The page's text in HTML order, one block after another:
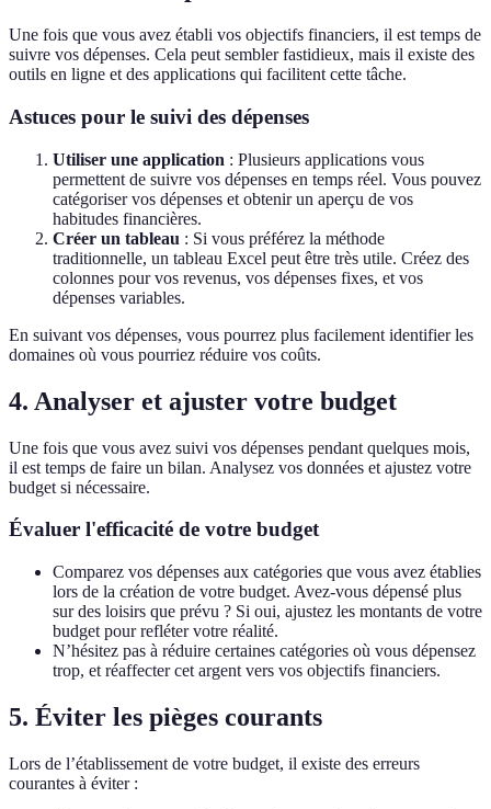
Une fois que vous avez établi vos objectifs financiers, il est temps de
suivre vos dépenses. Cela peut sembler fastidieux, mais il existe des
outils en ligne et des applications qui facilitent cette tâche.
Astuces pour le suivi des dépenses
Utiliser une application : Plusieurs applications vous
permettent de suivre vos dépenses en temps réel. Vous pouvez
catégoriser vos dépenses et obtenir un aperçu de vos
habitudes financières.
Créer un tableau : Si vous préférez la méthode
traditionnelle, un tableau Excel peut être très utile. Créez des
colonnes pour vos revenus, vos dépenses fixes, et vos
dépenses variables.
En suivant vos dépenses, vous pourrez plus facilement identifier les
domaines où vous pourriez réduire vos coûts.
4. Analyser et ajuster votre budget
Une fois que vous avez suivi vos dépenses pendant quelques mois,
il est temps de faire un bilan. Analysez vos données et ajustez votre
budget si nécessaire.
Évaluer l'efficacité de votre budget
Comparez vos dépenses aux catégories que vous avez établies
lors de la création de votre budget. Avez-vous dépensé plus
sur des loisirs que prévu ? Si oui, ajustez les montants de votre
budget pour refléter votre réalité.
N’hésitez pas à réduire certaines catégories où vous dépensez
trop, et réaffecter cet argent vers vos objectifs financiers.
5. Éviter les pièges courants
Lors de l’établissement de votre budget, il existe des erreurs
courantes à éviter :